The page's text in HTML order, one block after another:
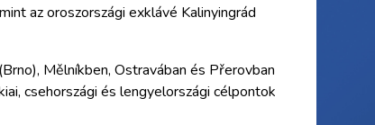
az oroszországi exklávé Kalinyingrád
Mělníkben, Ostravában és Přerovban
csehországi és lengyelországi célpontok